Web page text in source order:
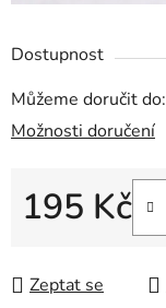
Dostupnost
Můžeme doručit do:
Možnosti doručení
195 Kč
Zeptat se